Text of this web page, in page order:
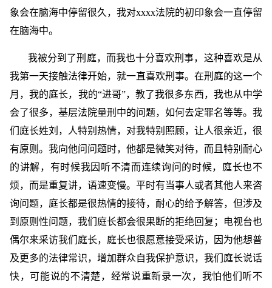
象会在脑海中停留很久，我对xxxx法院的初印象会一直停留
在脑海中。
我被分到了刑庭，而我也十分喜欢刑事，这种喜欢是从
我第一天接触法律开始，就一直喜欢刑事。在刑庭的这一个
月，我的庭长，我的“进哥”，教了我很多东西，我也从中学
会了很多，基层法院量刑中的问题，如何去定罪名等等。我
们庭长姓刘，人特别热情，对我特别照顾，让人很亲近，很
有原则。我向他问问题时，他都是微笑对待，而且特别耐心
的讲解，有时候我因听不清而连续询问的时候，庭长也不
烦，而是重复讲，语速变慢。平时有当事人或者其他人来咨
询问题，庭长都是很热情的接待，耐心的给予解答，但涉及
到原则性问题，我们庭长都会很果断的拒绝回复；电视台也
偶尔来采访我们庭长，庭长也很愿意接受采访，因为他想普
及更多的法律常识，增加群众自我保护意识，我们庭长说话
快，可能说的不清楚，经常说重新录一次，我怕他们听不